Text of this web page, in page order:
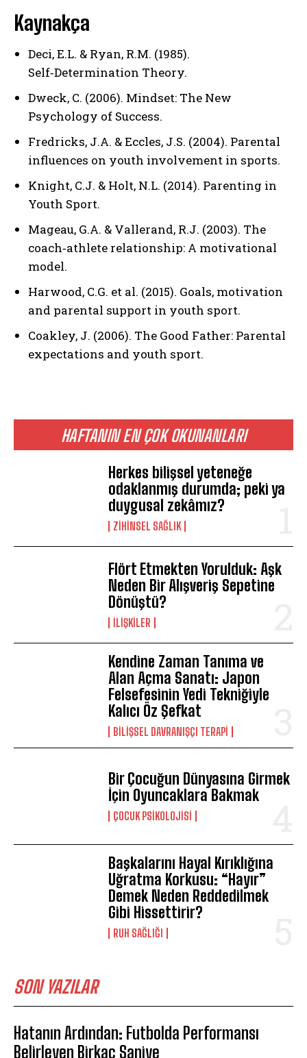
HAFTANIN EN ÇOK OKUNANLARI
Herkes bilişsel yeteneğe
odaklanmış durumda; peki ya
duygusal zekâmız?
ZIHINSEL SAĞLIK
Flört Etmekten Yorulduk: Aşk
Neden Bir Alışveriş Sepetine
Dönüştü?
İLIŞKILER
Kendine Zaman Tanıma ve
Alan Açma Sanatı: Japon
Felsefesinin Yedi Tekniğiyle
Kalıcı Öz Şefkat
BILIŞSEL DAVRANIŞÇI TERAPI
Bir Çocuğun Dünyasına Girmek
İçin Oyuncaklara Bakmak
ÇOCUK PSIKOLOJISI
Başkalarını Hayal Kırıklığına
Uğratma Korkusu: “Hayır”
Demek Neden Reddedilmek
Gibi Hissettirir?
⁠RUH SAĞLIĞI
SON YAZILAR
Hatanın Ardından: Futbolda Performansı
Belirleyen Birkaç Saniye
Kaynakça
Deci, E.L. & Ryan, R.M. (1985).
Self‑Determination Theory.
Dweck, C. (2006). Mindset: The New
Psychology of Success.
Fredricks, J.A. & Eccles, J.S. (2004). Parental
influences on youth involvement in sports.
Knight, C.J. & Holt, N.L. (2014). Parenting in
Youth Sport.
Mageau, G.A. & Vallerand, R.J. (2003). The
coach‑athlete relationship: A motivational
model.
Harwood, C.G. et al. (2015). Goals, motivation
and parental support in youth sport.
Coakley, J. (2006). The Good Father: Parental
expectations and youth sport.